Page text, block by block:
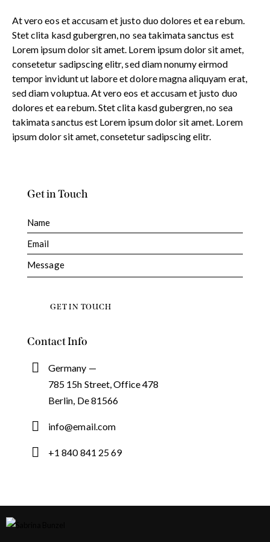
At vero eos et accusam et justo duo dolores et ea rebum.
Stet clita kasd gubergren, no sea takimata sanctus est
Lorem ipsum dolor sit amet. Lorem ipsum dolor sit amet,
consetetur sadipscing elitr, sed diam nonumy eirmod
tempor invidunt ut labore et dolore magna aliquyam erat,
sed diam voluptua. At vero eos et accusam et justo duo
dolores et ea rebum. Stet clita kasd gubergren, no sea
takimata sanctus est Lorem ipsum dolor sit amet. Lorem
ipsum dolor sit amet, consetetur sadipscing elitr.
Get in Touch
Contact Info
Germany —
785 15h Street, Office 478
Berlin, De 81566
info@email.com
+1 840 841 25 69